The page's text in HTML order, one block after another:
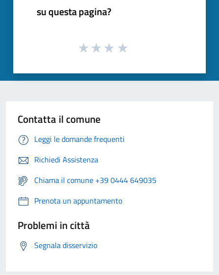
su questa pagina?
Contatta il comune
Leggi le domande frequenti
Richiedi Assistenza
Chiama il comune +39 0444 649035
Prenota un appuntamento
Problemi in città
Segnala disservizio